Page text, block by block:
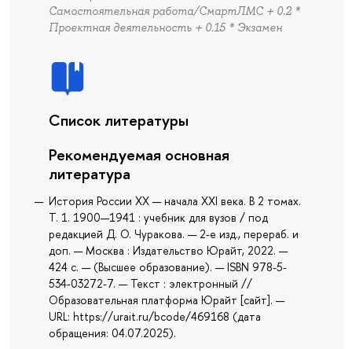
Самостоятельная работа/СмартЛМС + 0.2 *
Проектная деятельность + 0.15 * Экзамен
Список литературы
Рекомендуемая основная
литература
История России XX — начала XXI века. В 2 томах.
Т. 1. 1900—1941 : учебник для вузов / под
редакцией Д. О. Чуракова. — 2-е изд., перераб. и
доп. — Москва : Издательство Юрайт, 2022. —
424 с. — (Высшее образование). — ISBN 978-5-
534-03272-7. — Текст : электронный //
Образовательная платформа Юрайт [сайт]. —
URL: https://urait.ru/bcode/469168 (дата
обращения: 04.07.2025).